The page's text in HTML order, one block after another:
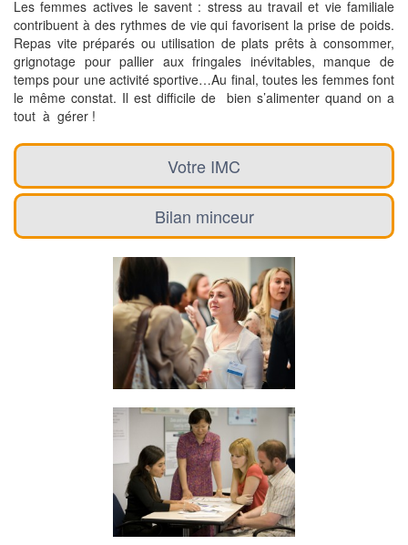
Les femmes actives le savent : stress au travail et vie familiale
contribuent à des rythmes de vie qui favorisent la prise de poids.
Repas vite préparés ou utilisation de plats prêts à consommer,
grignotage pour pallier aux fringales inévitables, manque de
temps pour une activité sportive…Au final, toutes les femmes font
le même constat. Il est difficile de bien s’alimenter quand on a
tout à gérer !
Votre IMC
Bilan minceur